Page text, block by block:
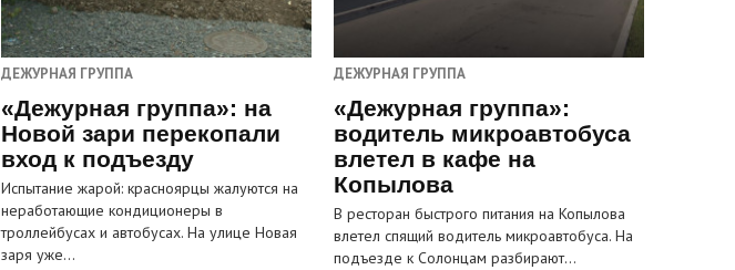
ДЕЖУРНАЯ ГРУППА
«Дежурная группа»: на
Новой зари перекопали
вход к подъезду
Испытание жарой: красноярцы жалуются на
неработающие кондиционеры в
троллейбусах и автобусах. На улице Новая
заря уже…
ДЕЖУРНАЯ ГРУППА
«Дежурная группа»:
водитель микроавтобуса
влетел в кафе на
Копылова
В ресторан быстрого питания на Копылова
влетел спящий водитель микроавтобуса. На
подъезде к Солонцам разбирают…